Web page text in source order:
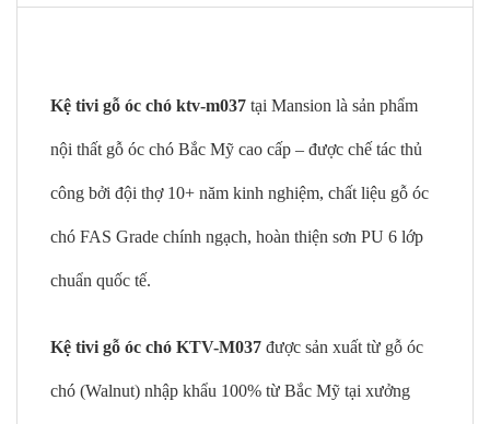
Kệ tivi gỗ óc chó ktv-m037 tại Mansion là sản phẩm
nội thất gỗ óc chó Bắc Mỹ cao cấp – được chế tác thủ
công bởi đội thợ 10+ năm kinh nghiệm, chất liệu gỗ óc
chó FAS Grade chính ngạch, hoàn thiện sơn PU 6 lớp
chuẩn quốc tế.
Kệ tivi gỗ óc chó KTV-M037 được sản xuất từ gỗ óc
chó (Walnut) nhập khẩu 100% từ Bắc Mỹ tại xưởng